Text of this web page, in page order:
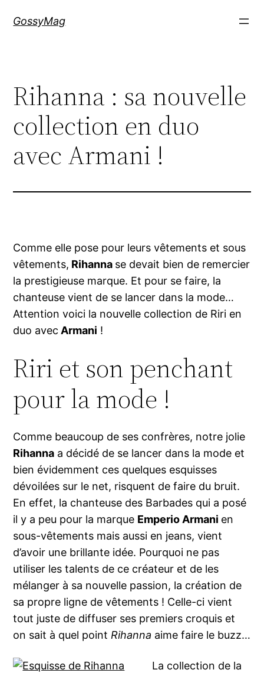
GossyMag
Rihanna : sa nouvelle
collection en duo
avec Armani !
Comme elle pose pour leurs vêtements et sous
vêtements, Rihanna se devait bien de remercier
la prestigieuse marque. Et pour se faire, la
chanteuse vient de se lancer dans la mode…
Attention voici la nouvelle collection de Riri en
duo avec Armani !
Riri et son penchant
pour la mode !
Comme beaucoup de ses confrères, notre jolie
Rihanna a décidé de se lancer dans la mode et
bien évidemment ces quelques esquisses
dévoilées sur le net, risquent de faire du bruit.
En effet, la chanteuse des Barbades qui a posé
il y a peu pour la marque Emperio Armani en
sous-vêtements mais aussi en jeans, vient
d’avoir une brillante idée. Pourquoi ne pas
utiliser les talents de ce créateur et de les
mélanger à sa nouvelle passion, la création de
sa propre ligne de vêtements ! Celle-ci vient
tout juste de diffuser ses premiers croquis et
on sait à quel pointRihanna aime faire le buzz…
La collection de la